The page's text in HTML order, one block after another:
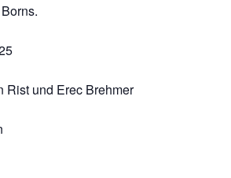
Rist und Erec Brehmer